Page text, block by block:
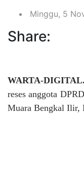
Minggu, 5
Share:
WARTA-
reses anggota
Muara Bengkal Ilir,